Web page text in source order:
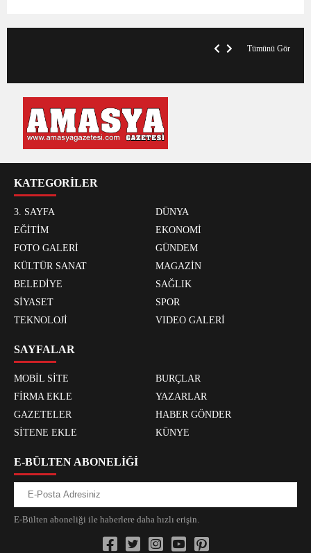
Tümünü Gör
KATEGORİLER
3. SAYFA
DÜNYA
EĞİTİM
EKONOMİ
FOTO GALERİ
GÜNDEM
KÜLTÜR SANAT
MAGAZİN
BELEDİYE
SAĞLIK
SİYASET
SPOR
TEKNOLOJİ
VIDEO GALERİ
SAYFALAR
MOBİL SİTE
BURÇLAR
FİRMA EKLE
YAZARLAR
GAZETELER
HABER GÖNDER
SİTENE EKLE
KÜNYE
E-BÜLTEN ABONELİĞİ
E-Bülten aboneliği ile haberlere daha hızlı erişin.